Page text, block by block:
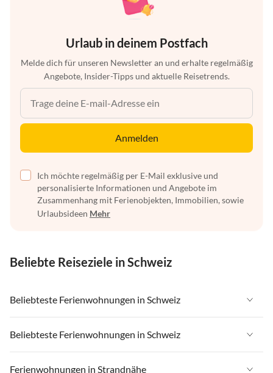
Urlaub in deinem Postfach
Melde dich für unseren Newsletter an und erhalte regelmäßig
Angebote, Insider-Tipps und aktuelle Reisetrends.
Anmelden
Ich möchte regelmäßig per E-Mail exklusive und
personalisierte Informationen und Angebote im
Zusammenhang mit Ferienobjekten, Immobilien, sowie
Urlaubsideen Mehr
Beliebte Reiseziele in Schweiz
Beliebteste Ferienwohnungen in Schweiz
Ferienwohnungen in Schweiz
Ferienwohnungen in Wallis
Beliebteste Ferienwohnungen in Schweiz
Ferienwohnungen in Schweiz
Ferienwohnungen in Strandnähe